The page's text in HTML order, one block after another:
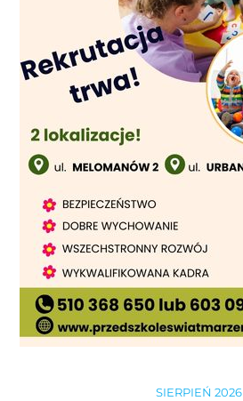
SIERPIEŃ 2026